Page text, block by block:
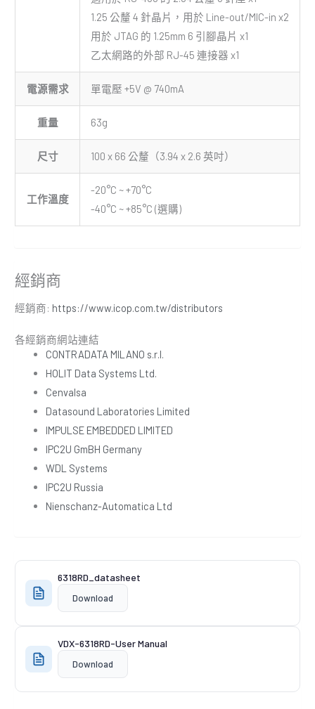
1.25 公釐 4 針晶片，用於 Line-out/MIC-in x2
用於 JTAG 的 1.25mm 6 引腳晶片 x1
乙太網路的外部 RJ-45 連接器 x1
電源需求 單電壓 +5V @ 740mA
重量 63g
尺寸 100 x 66 公釐（3.94 x 2.6 英吋）
工作溫度
-20°C ~ +70°C
-40°C ~ +85°C (選購)
經銷商
經銷商: https://www.icop.com.tw/distributors
各經銷商網站連結
CONTRADATA MILANO s.r.l.
HOLIT Data Systems Ltd.
Cenvalsa
Datasound Laboratories Limited
IMPULSE EMBEDDED LIMITED
IPC2U GmBH Germany
WDL Systems
IPC2U Russia
Nienschanz-Automatica Ltd
6318RD_datasheet
Download
VDX-6318RD-User Manual
Download